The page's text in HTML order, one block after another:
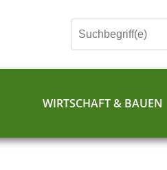
WIRTSCHAFT & BAUEN